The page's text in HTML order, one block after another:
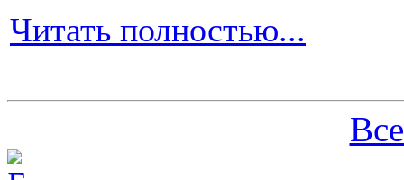
Читать полностью...